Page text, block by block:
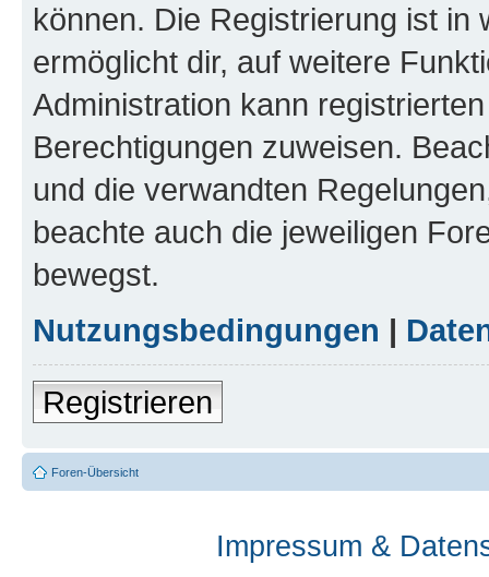
können. Die Registrierung ist in
ermöglicht dir, auf weitere
Administration kann
Berechtigungen zuweisen.
und die verwandten
beachte auch die jeweiligen
bewegst.
Nutzungsbedingungen |
Registrieren
Foren-Übersicht
Impressum &